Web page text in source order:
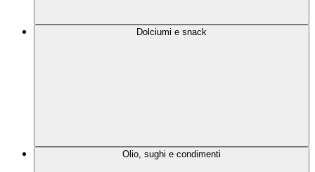
Dolciumi e snack
Olio, sughi e condimenti